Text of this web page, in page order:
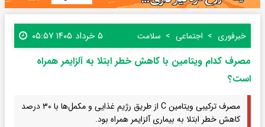
خبرفوری اجتماعی سلامت ۵ خرداد ۱۴۰۵ ۰۵:۵۷
مصرف کدام ویتامین با کاهش خطر ابتلا به آلزایمر همراه
است؟
مصرف ترکیبی ویتامین C از طریق رژیم غذایی و مکمل‌ها با ۳۰ درصد
کاهش خطر ابتلا به بیماری آلزایمر همراه بود.